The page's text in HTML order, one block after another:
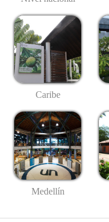
Caribe
Medellín